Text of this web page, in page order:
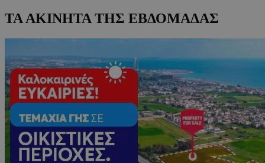
ΤΑ ΑΚΙΝΗΤΑ ΤΗΣ ΕΒΔΟΜΑΔΑΣ